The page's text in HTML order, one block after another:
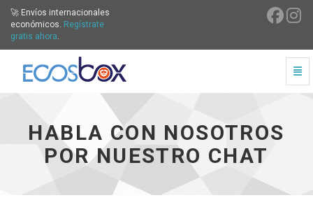
🚀 Envíos internacionales
económicos. Regístrate
gratis ahora.
HABLA CON NOSOTROS
POR NUESTRO CHAT